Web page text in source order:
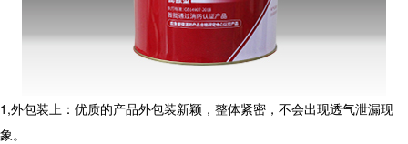
1,外包装上：优质的产品外包装新颖，整体紧密，不会出现透气泄漏现
象。